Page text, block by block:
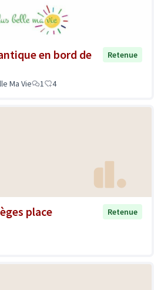
en bord de
Retenue
Ma Vie 1 4
place
Retenue